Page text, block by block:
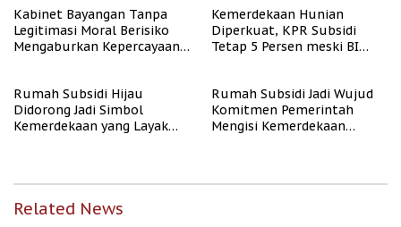
Kabinet Bayangan Tanpa
Legitimasi Moral Berisiko
Mengaburkan Kepercayaan
Kemerdekaan Hunian
Diperkuat, KPR Subsidi
Tetap 5 Persen meski BI
Rumah Subsidi Hijau
Didorong Jadi Simbol
Kemerdekaan yang Layak
Rumah Subsidi Jadi Wujud
Komitmen Pemerintah
Mengisi Kemerdekaan
Related News